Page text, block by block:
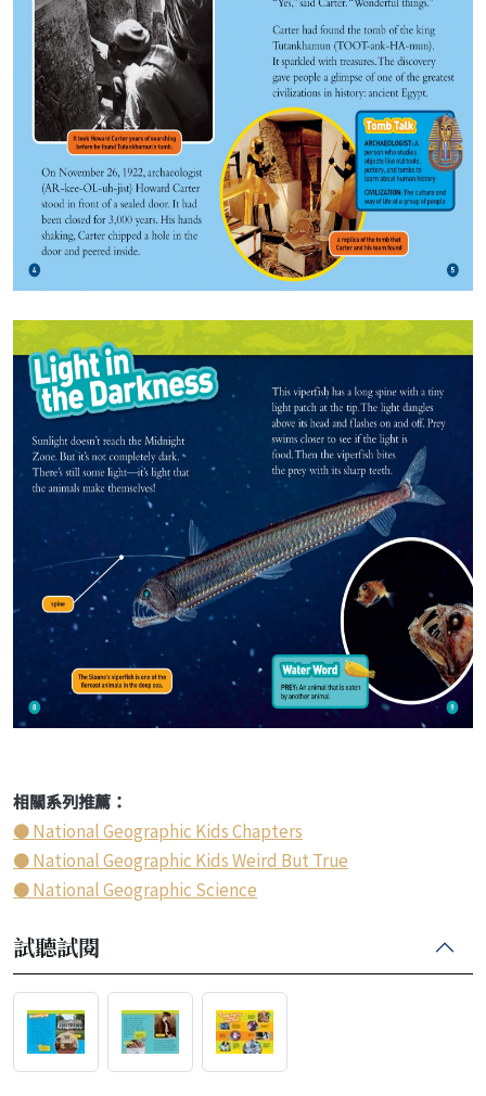
相關系列推薦：
● National Geographic Kids Chapters
● National Geographic Kids Weird But True
● National Geographic Science
試聽試閱